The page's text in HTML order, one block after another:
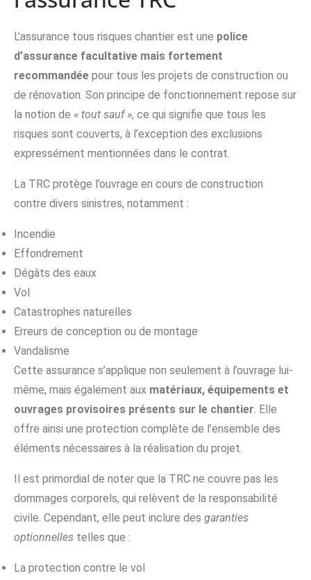
L’assurance tous risques chantier est une police
d’assurance facultative mais fortement
recommandée pour tous les projets de construction ou
de rénovation. Son principe de fonctionnement repose sur
la notion de « tout sauf », ce qui signifie que tous les
risques sont couverts, à l’exception des exclusions
expressément mentionnées dans le contrat.
La TRC protège l’ouvrage en cours de construction
contre divers sinistres, notamment :
Incendie
Effondrement
Dégâts des eaux
Vol
Catastrophes naturelles
Erreurs de conception ou de montage
Vandalisme
Cette assurance s’applique non seulement à l’ouvrage lui-
même, mais également aux matériaux, équipements et
ouvrages provisoires présents sur le chantier. Elle
offre ainsi une protection complète de l’ensemble des
éléments nécessaires à la réalisation du projet.
Il est primordial de noter que la TRC ne couvre pas les
dommages corporels, qui relèvent de la responsabilité
civile. Cependant, elle peut inclure des garanties
optionnelles telles que :
La protection contre le vol